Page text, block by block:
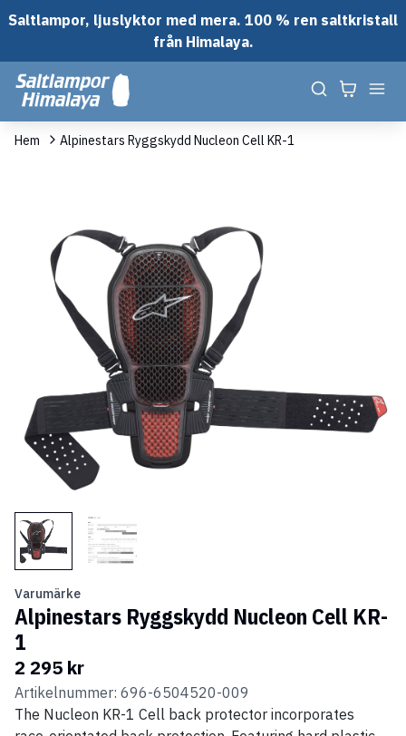
Saltlampor, ljuslyktor med mera. 100 % ren saltkristall
från Himalaya.
Hem Alpinestars Ryggskydd Nucleon Cell KR-1
Varumärke
Alpinestars Ryggskydd Nucleon Cell KR-
1
2 295 kr
Artikelnummer: 696-6504520-009
The Nucleon KR-1 Cell back protector incorporates